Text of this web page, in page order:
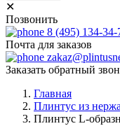
✕
Позвонить
8 (495) 134-34-
Почта для заказов
Заказать обратный
Главная
Плинтус из
Плинтус L-